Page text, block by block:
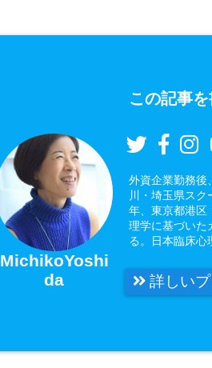
この記事
MichikoYoshi
da
外資企業勤務後
川・埼玉県ス
年、東京都港区
理学に基づいた
る。日本臨床心
詳しいプ